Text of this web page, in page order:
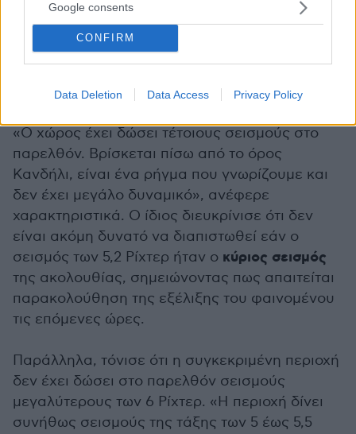
Google consents
CONFIRM
Data Deletion Data Access Privacy Policy
πρώτη δόνηση των 4,8 Ρίχτερ ήταν σχετικά
ασθενής, ενώ τέσσερα λεπτά αργότερα
ακολούθησε ο σεισμός των 5,2 Ρίχτερ, ο οποίος
δόνησης.
«Ο χώρος έχει δώσει τέτοιους σεισμούς στο
παρελθόν. Βρίσκεται πίσω από το όρος
Κανδήλι, είναι ένα ρήγμα που γνωρίζουμε και
δεν έχει μεγάλο δυναμικό», ανέφερε
χαρακτηριστικά. Ο ίδιος διευκρίνισε ότι δεν
είναι ακόμη δυνατό να διαπιστωθεί εάν ο
σεισμός των 5,2 Ρίχτερ ήταν ο κύριος σεισμός
της ακολουθίας, σημειώνοντας πως απαιτείται
παρακολούθηση της εξέλιξης του φαινομένου
τις επόμενες ώρες.
Παράλληλα, τόνισε ότι η συγκεκριμένη περιοχή
δεν έχει δώσει στο παρελθόν σεισμούς
μεγαλύτερους των 6 Ρίχτερ. «Η περιοχή δίνει
συνήθως σεισμούς της τάξης των 5 έως 5,5